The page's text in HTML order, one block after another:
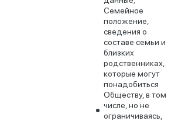
Семейное
положение,
сведения о
составе семьи и
близких
родственниках,
которые могут
понадобиться
Обществу, в том
числе, но не
ограничиваясь,